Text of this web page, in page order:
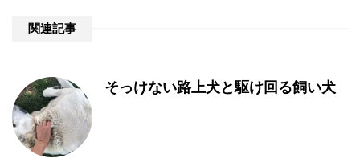
関連記事
そっけない路上犬と駆け回る飼い犬